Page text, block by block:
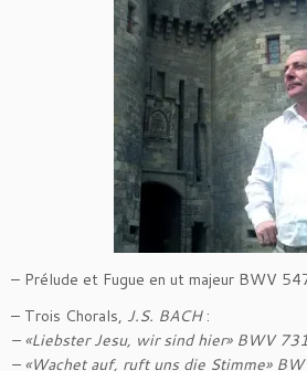
– Prélude et Fugue en ut majeur BWV
– Trois Chorals, J.S. BACH:
– «Liebster Jesu, wir sind hier» BWV 731
– «Wachet auf, ruft uns die Stimme»